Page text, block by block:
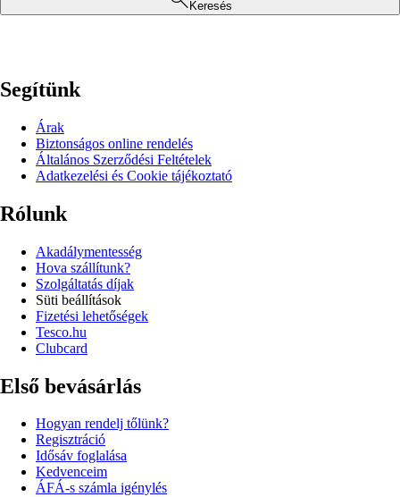
Keresés
Segítünk
Árak
Biztonságos online rendelés
Általános Szerződési Feltételek
Adatkezelési és Cookie tájékoztató
Rólunk
Akadálymentesség
Hova szállítunk?
Szolgáltatás díjak
Süti beállítások
Fizetési lehetőségek
Tesco.hu
Clubcard
Első bevásárlás
Hogyan rendelj tőlünk?
Regisztráció
Idősáv foglalása
Kedvenceim
ÁFÁ-s számla igénylés